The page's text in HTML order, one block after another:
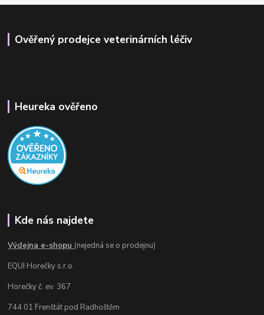
Ověřený prodejce veterinárních léčiv
Heureka ověřeno
Kde nás najdete
Výdejna e-shopu (nejedná se o prodejnu)
EQUI Horečky s.r.o.
Horečky č. ev. 367
744 01 Frenštát pod Radhoštěm